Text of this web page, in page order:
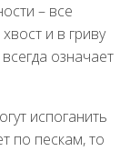
– все
и в гриву
означает
испоганить
по пескам, то